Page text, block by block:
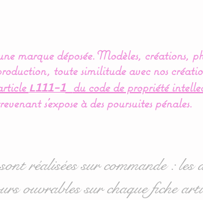
marque déposée.Modèles, créations,
toute similitude avec nos
L111-1
du code de propriété
s'expose à des poursuites pénales.
réalisées sur commande :
ouvrables sur chaque fiche